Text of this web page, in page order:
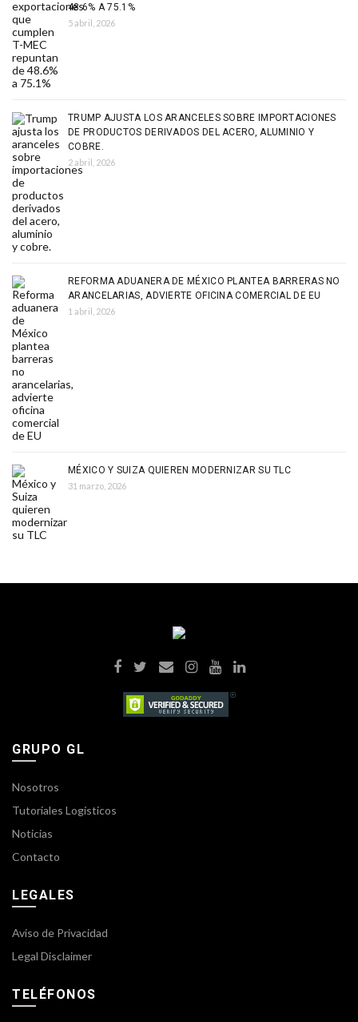
48.6% A 75.1%
5 abril, 2026
TRUMP AJUSTA LOS ARANCELES SOBRE IMPORTACIONES
DE PRODUCTOS DERIVADOS DEL ACERO, ALUMINIO Y
COBRE.
2 abril, 2026
REFORMA ADUANERA DE MÉXICO PLANTEA BARRERAS NO
ARANCELARIAS, ADVIERTE OFICINA COMERCIAL DE EU
1 abril, 2026
MÉXICO Y SUIZA QUIEREN MODERNIZAR SU TLC
31 marzo, 2026
GRUPO GL
Nosotros
Tutoriales Logísticos
Noticias
Contacto
LEGALES
Aviso de Privacidad
Legal Disclaimer
TELÉFONOS